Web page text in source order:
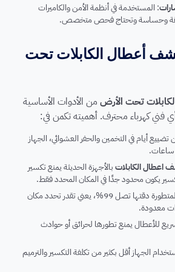
: المستخدمة في أنظمة الأمن والكاميرات
وحساسة وتحتاج فحص متخصص.
أعطال الكابلات تحت
تحت الأرضمن الأدوات الأساسية
فني كهرباء محترف. أهميته تكمن في:
تضييع أيام في التخمين والحفر العشوائي، الجهاز
ساعات.
اعطال الكابلاتبالأجهزة الحديثة يمنع تكسير
يكون محدود جدًا في المكان المحدد فقط.
: الأجهزة المتطورة دقتها تصل 99%، يعني تقدر تحدد مكان
معدودة.
للأعطال يمنع تطورها لحرائق أو حوادث
الجهاز أقل بكثير من تكلفة التكسير والترميم